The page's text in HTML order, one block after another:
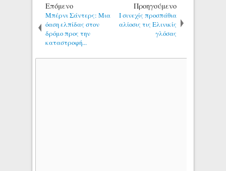
Επόμενο
Mπέρνι Σάντερς: Μια
όαση ελπίδας στον
δρόμο προς την
καταστροφή...
Προηγούμενο
Ι σινεχίς προσπάθια
αλίοσις τις Ελινικίς
γλόσας